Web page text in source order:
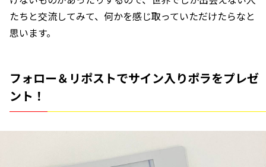
たちと交流してみて、何かを感じ取っていただけたらなと
思います。
フォロー＆リポストでサイン入りポラをプレゼ
ント！